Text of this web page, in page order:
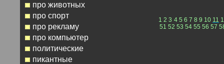
про животных
про спорт
про рекламу
про компьютер
политические
пикантные
1 2 3 4 5 6 7 8 9 10 11
51 52 53 54 55 56 57